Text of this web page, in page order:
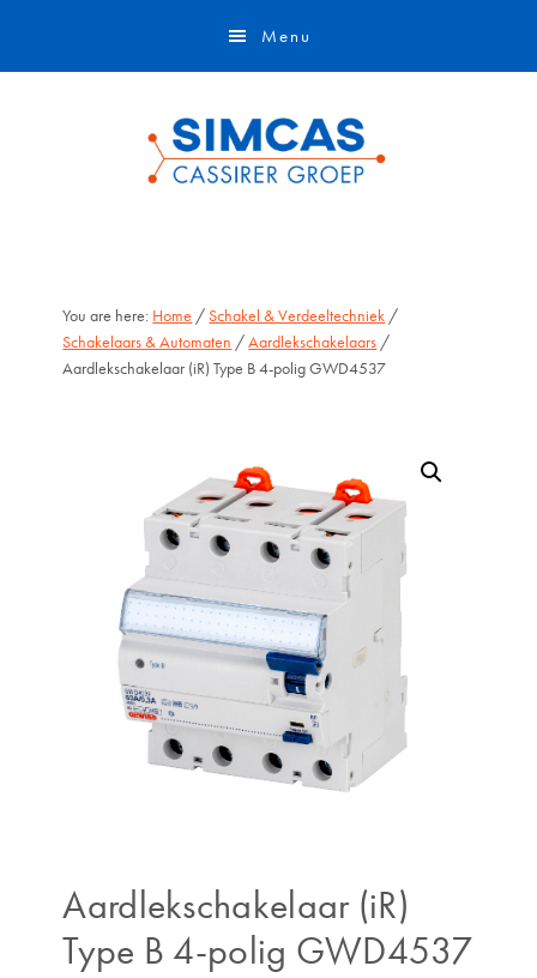
Menu
You are here: Home /Schakel & Verdeeltechniek /
Schakelaars & Automaten /Aardlekschakelaars /
Aardlekschakelaar (iR) Type B 4-polig GWD4537
Aardlekschakelaar (iR)
Type B 4-polig GWD4537